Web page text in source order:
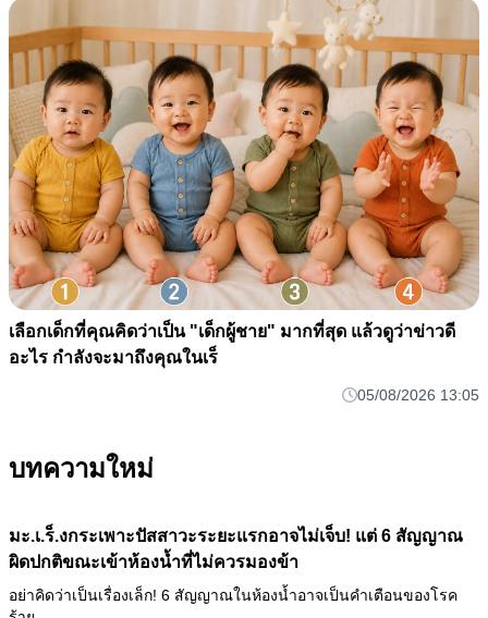
เลือกเด็กที่คุณคิดว่าเป็น "เด็กผู้ชาย" มากที่สุด แล้วดูว่าข่าวดี
อะไร กำลังจะมาถึงคุณในเร็
05/08/2026 13:05
บทความใหม่
มะ.เ.ร็.งกระเพาะปัสสาวะระยะแรกอาจไม่เจ็บ! แต่ 6 สัญญาณ
ผิดปกติขณะเข้าห้องน้ำที่ไม่ควรมองข้า
อย่าคิดว่าเป็นเรื่องเล็ก! 6 สัญญาณในห้องน้ำอาจเป็นคำเตือนของโรค